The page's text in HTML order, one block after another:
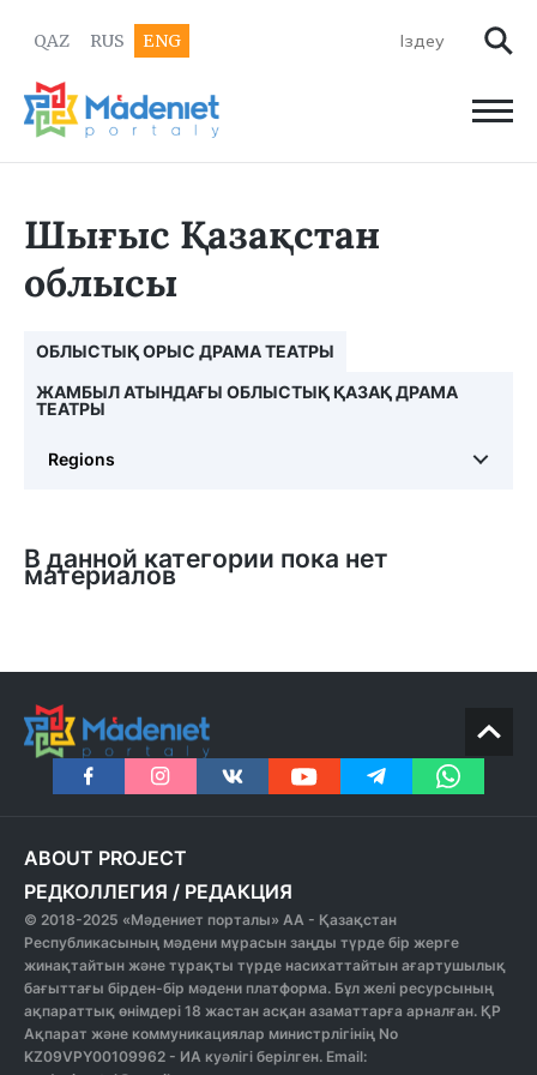
QAZ RUS ENG
Шығыс Қазақстан
облысы
ОБЛЫСТЫҚ ОРЫС ДРАМА ТЕАТРЫ
ЖАМБЫЛ АТЫНДАҒЫ ОБЛЫСТЫҚ ҚАЗАҚ ДРАМА
ТЕАТРЫ
Regions
В данной категории пока нет
материалов
ABOUT PROJECT
РЕДКОЛЛЕГИЯ / РЕДАКЦИЯ
© 2018-2025 «Мәдениет порталы» АА - Қазақстан
Республикасының мәдени мұрасын заңды түрде бір жерге
жинақтайтын және тұрақты түрде насихаттайтын ағартушылық
бағыттағы бірден-бір мәдени платформа. Бұл желі ресурсының
ақпараттық өнімдері 18 жастан асқан азаматтарға арналған. ҚР
Ақпарат және коммуникациялар министрлігінің No
KZ09VPY00109962 - ИА куәлігі берілген. Email: